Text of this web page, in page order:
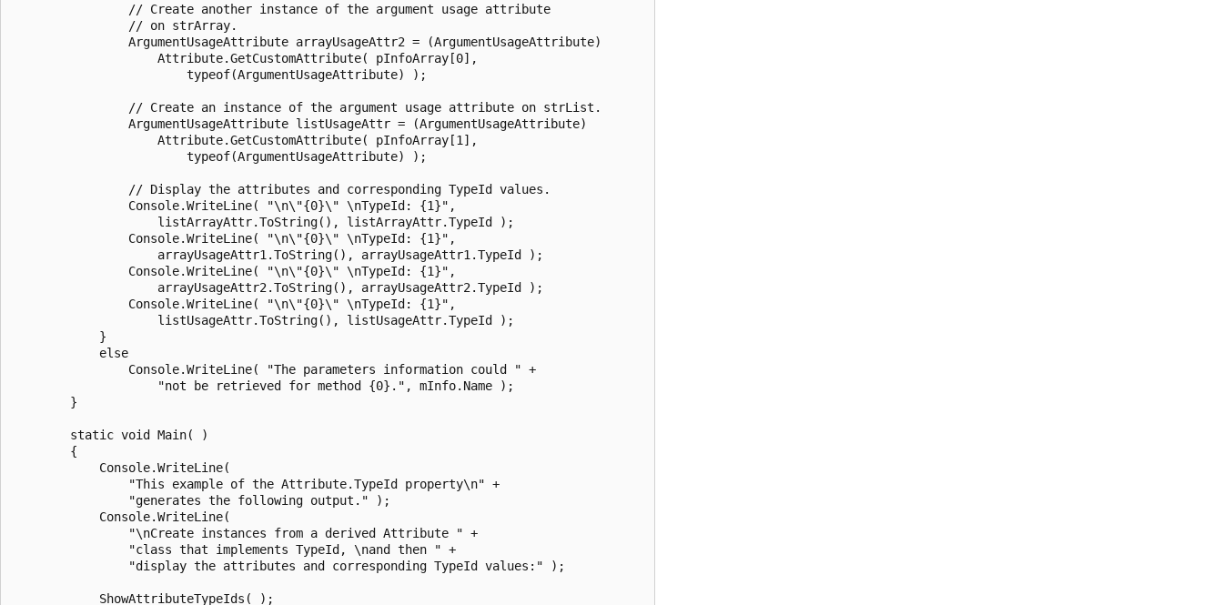
                // Create another instance of the argument usage attribute
                // on strArray.
                ArgumentUsageAttribute arrayUsageAttr2 = (ArgumentUsageAttribute)
                    Attribute.GetCustomAttribute( pInfoArray[0],
                        typeof(ArgumentUsageAttribute) );
                // Create an instance of the argument usage attribute on strList.
                ArgumentUsageAttribute listUsageAttr = (ArgumentUsageAttribute)
                    Attribute.GetCustomAttribute( pInfoArray[1],
                        typeof(ArgumentUsageAttribute) );
                // Display the attributes and corresponding TypeId values.
                Console.WriteLine( "\n\"{0}\" \nTypeId: {1}",
                    listArrayAttr.ToString(), listArrayAttr.TypeId );
                Console.WriteLine( "\n\"{0}\" \nTypeId: {1}",
                    arrayUsageAttr1.ToString(), arrayUsageAttr1.TypeId );
                Console.WriteLine( "\n\"{0}\" \nTypeId: {1}",
                    arrayUsageAttr2.ToString(), arrayUsageAttr2.TypeId );
                Console.WriteLine( "\n\"{0}\" \nTypeId: {1}",
                    listUsageAttr.ToString(), listUsageAttr.TypeId );
            }
            else
                Console.WriteLine( "The parameters information could " +
                    "not be retrieved for method {0}.", mInfo.Name );
        }
        static void Main( )
        {
            Console.WriteLine(
                "This example of the Attribute.TypeId property\n" +
                "generates the following output." );
            Console.WriteLine(
                "\nCreate instances from a derived Attribute " +
                "class that implements TypeId, \nand then " +
                "display the attributes and corresponding TypeId values:" );
            ShowAttributeTypeIds( );